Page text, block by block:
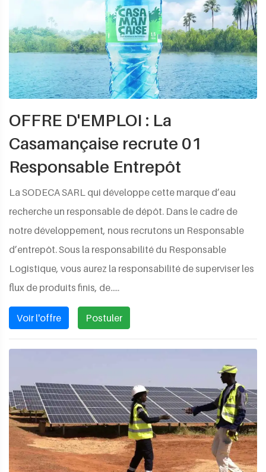
OFFRE D'EMPLOI : La
Casamançaise recrute 01
Responsable Entrepôt
La SODECA SARL qui développe cette marque d’eau
recherche un responsable de dépôt. Dans le cadre de
notre développement, nous recrutons un Responsable
d’entrepôt. Sous la responsabilité du Responsable
Logistique, vous aurez la responsabilité de superviser les
flux de produits finis, de.....
Voir l'offre Postuler